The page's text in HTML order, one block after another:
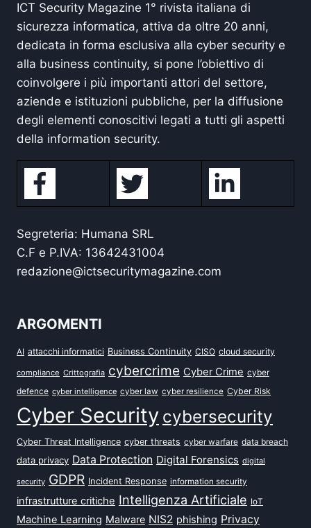
ICT Security Magazine 1° rivista italiana di
sicurezza informatica, attiva da oltre 20 anni,
dedicata in forma esclusiva alla cyber security e
alla business continuity, si pone l’obiettivo di
coinvolgere i più importanti attori del settore,
aziende e istituzioni pubbliche, per la diffusione
degli elementi conoscitivi legati a tutti gli aspetti
della information security.
Segreteria: Humana SRL
C.F e P.IVA: 13642431004
redazione@ictsecuritymagazine.com
ARGOMENTI
AI attacchi informatici Business Continuity CISO cloud security
compliance Crittografia cybercrime Cyber Crime cyber
defence cyber intelligence cyber law cyber resilience Cyber Risk
Cyber Security cybersecurity
Cyber Threat Intelligence cyber threats cyber warfare data breach
data privacy Data Protection Digital Forensics digital
security GDPR Incident Response information security
infrastrutture critiche Intelligenza Artificiale IoT
Machine Learning Malware NIS2 phishing Privacy